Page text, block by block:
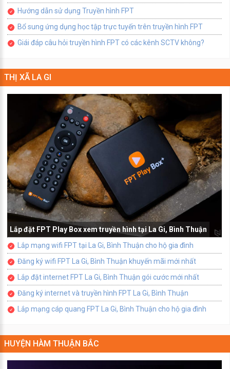
Hướng dẫn sử dụng Truyền hình FPT
Bổ sung ứng dụng học tập trực tuyến trên truyền hình FPT
Giái đáp câu hỏi truyền hình FPT có các kênh SCTV không?
THỊ XÃ LA GI
Lắp đặt FPT Play Box xem truyền hình tại La Gi, Bình Thuận
Lắp mạng wifi FPT tại La Gi, Bình Thuận cho hộ gia đình
Đăng ký wifi FPT La Gi, Bình Thuận khuyến mãi mới nhất
Lắp đặt internet FPT La Gi, Bình Thuận gói cước mới nhất
Đăng ký internet và truyền hình FPT La Gi, Bình Thuận
Lắp mạng cáp quang FPT La Gi, Bình Thuận cho hộ gia đình
HUYỆN HÀM THUẬN BẮC